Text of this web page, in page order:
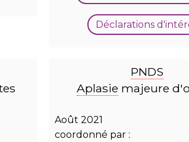
Déclarations
PNDS
Aplasie majeure
Août 2021
coordonné par :